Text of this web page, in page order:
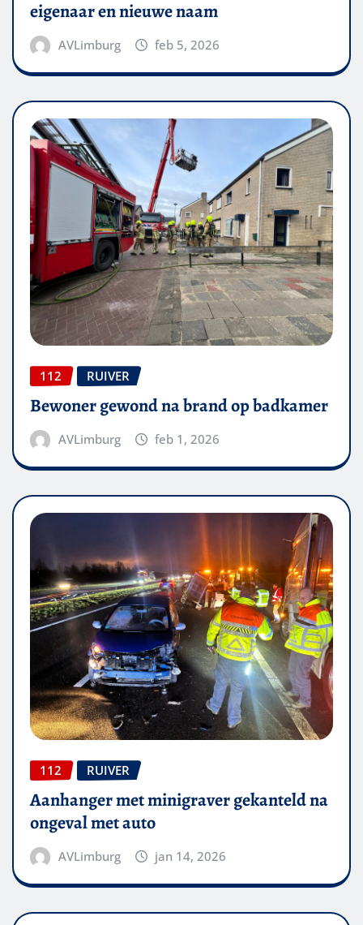
eigenaar en nieuwe naam
AVLimburg feb 5, 2026
112 RUIVER
Bewoner gewond na brand op badkamer
AVLimburg feb 1, 2026
112 RUIVER
Aanhanger met minigraver gekanteld na
ongeval met auto
AVLimburg jan 14, 2026